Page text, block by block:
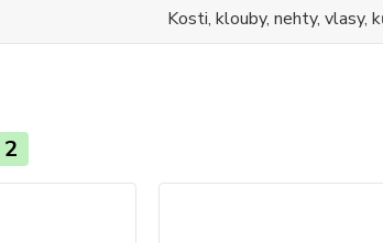
Kosti, klouby, nehty, vlasy,
2